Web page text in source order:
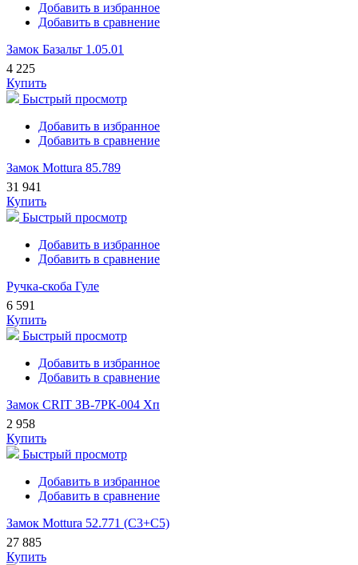
Добавить в избранное
Добавить в сравнение
Замок Базальт 1.05.01
4 225
Купить
Быстрый просмотр
Добавить в избранное
Добавить в сравнение
Замок Mottura 85.789
31 941
Купить
Быстрый просмотр
Добавить в избранное
Добавить в сравнение
Ручка-скоба Гуле
6 591
Купить
Быстрый просмотр
Добавить в избранное
Добавить в сравнение
Замок CRIT ЗВ-7РК-004 Хп
2 958
Купить
Быстрый просмотр
Добавить в избранное
Добавить в сравнение
Замок Mottura 52.771 (С3+С5)
27 885
Купить